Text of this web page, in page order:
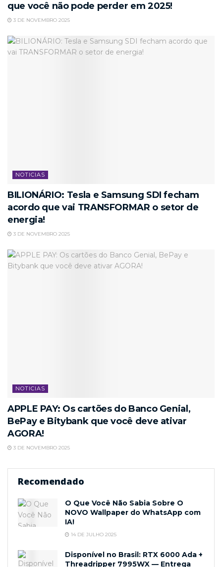
que você não pode perder em 2025!
3 DE NOVEMBRO 2025
NOTICIAS
BILIONÁRIO: Tesla e Samsung SDI fecham
acordo que vai TRANSFORMAR o setor de
energia!
3 DE NOVEMBRO 2025
NOTICIAS
APPLE PAY: Os cartões do Banco Genial,
BePay e Bitybank que você deve ativar
AGORA!
3 DE NOVEMBRO 2025
Recomendado
O Que Você Não Sabia Sobre O
NOVO Wallpaper do WhatsApp com
IA!
14 DE JULHO 2025
Disponível no Brasil: RTX 6000 Ada +
Threadripper 7995WX — Entrega